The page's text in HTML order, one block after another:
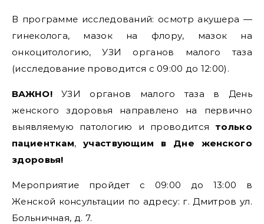
В программе исследований: осмотр акушера —
гинеколога, мазок на флору, мазок на
онкоцитологию, УЗИ органов малого таза
(исследование проводится с 09:00 до 12:00).
ВАЖНО!УЗИ органов малого таза в День
женского здоровья направлено на первично
выявляемую патологию и проводится только
пациенткам, участвующим в Дне женского
здоровья!
Мероприятие пройдет с 09:00 до 13:00 в
Женской консультации по адресу: г. Дмитров ул.
Больничная, д. 7.